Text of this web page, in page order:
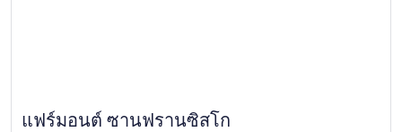
แฟร์มอนต์ ซานฟรานซิสโก